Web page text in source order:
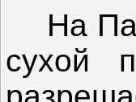
На
сухой